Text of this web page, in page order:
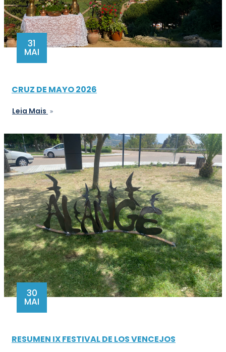
31
MAI
CRUZ DE MAYO 2026
Leia Mais
30
MAI
RESUMEN IX FESTIVAL DE LOS VENCEJOS